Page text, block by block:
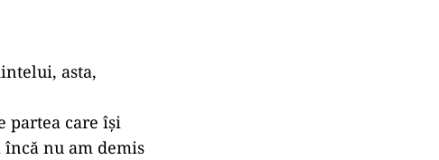
asta,
partea care îşi
încă nu am demis